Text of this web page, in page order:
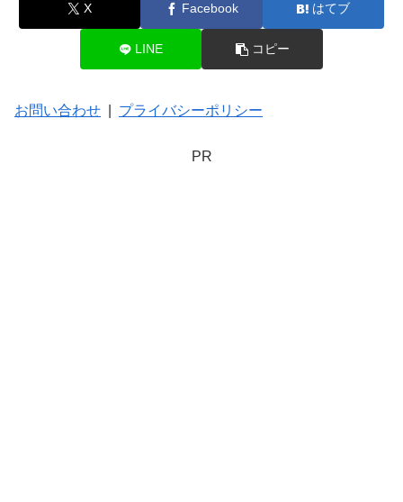
X Facebook はてブ
LINE コピー
お問い合わせ プライバシーポリシー
PR